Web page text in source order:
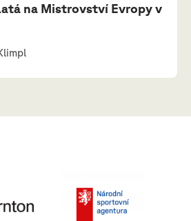
na Mistrovství Evropy v